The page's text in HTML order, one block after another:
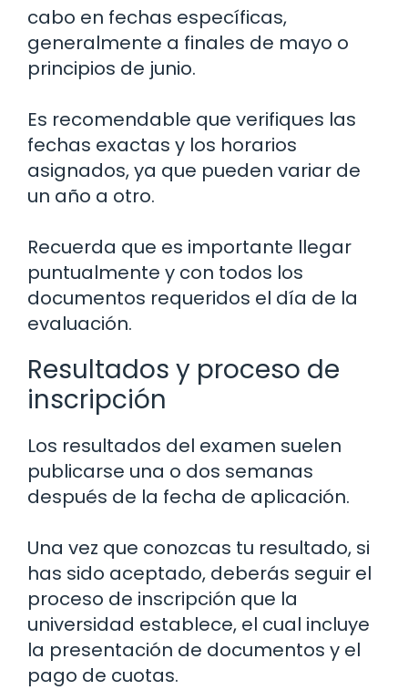
cabo en fechas específicas,
generalmente a finales de mayo o
principios de junio.
Es recomendable que verifiques las
fechas exactas y los horarios
asignados, ya que pueden variar de
un año a otro.
Recuerda que es importante llegar
puntualmente y con todos los
documentos requeridos el día de la
evaluación.
Resultados y proceso de
inscripción
Los resultados del examen suelen
publicarse una o dos semanas
después de la fecha de aplicación.
Una vez que conozcas tu resultado, si
has sido aceptado, deberás seguir el
proceso de inscripción que la
universidad establece, el cual incluye
la presentación de documentos y el
pago de cuotas.